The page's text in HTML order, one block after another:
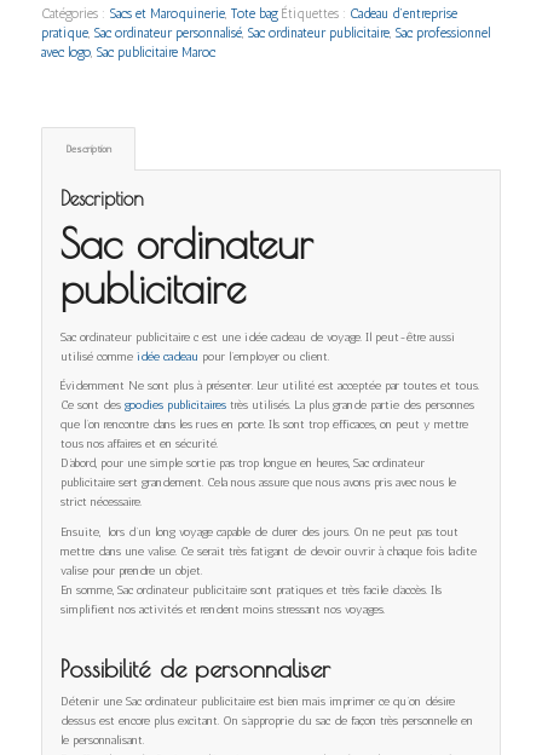
Catégories : Sacs et Maroquinerie, Tote bag Étiquettes : Cadeau d’entreprise
pratique, Sac ordinateur personnalisé, Sac ordinateur publicitaire, Sac professionnel
avec logo, Sac publicitaire Maroc
Description
Description
Sac ordinateur
publicitaire
Sac ordinateur publicitaire c est une idée cadeau de voyage. Il peut-être aussi
utilisé commeidée cadeau pour l’employer ou client.
Évidemment Ne sont plus à présenter. Leur utilité est acceptée par toutes et tous.
Ce sont des goodies publicitairestrès utilisés. La plus grande partie des personnes
que l’on rencontre dans les rues en porte. Ils sont trop efficaces, on peut y mettre
tous nos affaires et en sécurité.
D’abord, pour une simple sortie pas trop longue en heures, Sac ordinateur
publicitaire sert grandement. Cela nous assure que nous avons pris avec nous le
strict nécessaire.
Ensuite, lors d’un long voyage capable de durer des jours. On ne peut pas tout
mettre dans une valise. Ce serait très fatigant de devoir ouvrir à chaque fois ladite
valise pour prendre un objet.
En somme, Sac ordinateur publicitaire sont pratiques et très facile d’accès. Ils
simplifient nos activités et rendent moins stressant nos voyages.
Possibilité de personnaliser
Détenir une Sac ordinateur publicitaire est bien mais imprimer ce qu’on désire
dessus est encore plus excitant. On s’approprie du sac de façon très personnelle en
le personnalisant.